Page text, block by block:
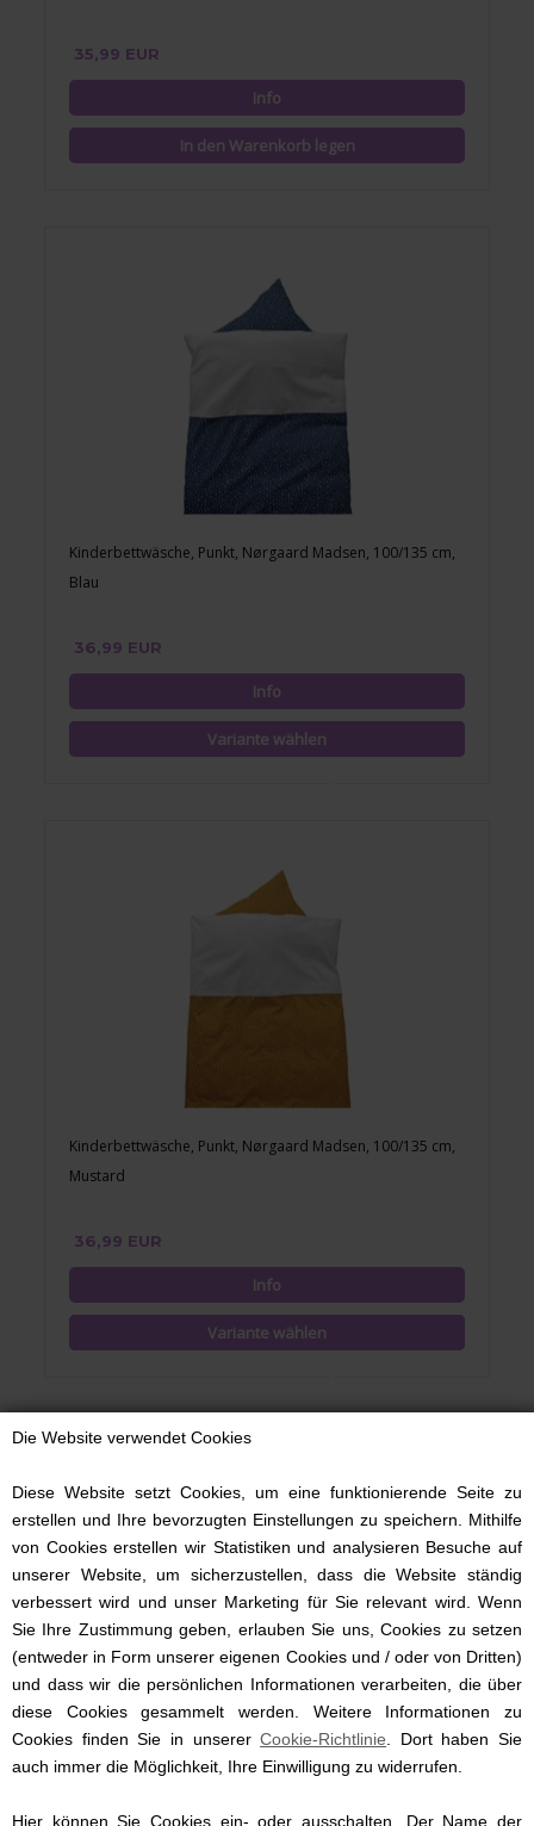
Die Website verwendet Cookies
Diese Website setzt Cookies, um eine funktionierende Seite zu
erstellen und Ihre bevorzugten Einstellungen zu speichern. Mithilfe
von Cookies erstellen wir Statistiken und analysieren Besuche auf
unserer Website, um sicherzustellen, dass die Website ständig
verbessert wird und unser Marketing für Sie relevant wird. Wenn
Sie Ihre Zustimmung geben, erlauben Sie uns, Cookies zu setzen
(entweder in Form unserer eigenen Cookies und / oder von Dritten)
und dass wir die persönlichen Informationen verarbeiten, die über
diese Cookies gesammelt werden. Weitere Informationen zu
Cookies finden Sie in unsererCookie-Richtlinie . Dort haben Sie
auch immer die Möglichkeit, Ihre Einwilligung zu widerrufen.
Hier können Sie Cookies ein- oder ausschalten. Der Name der
35,99 EUR
Kinderbettwäsche, Punkt, Nørgaard Madsen, 100/135 cm,
Blau
36,99 EUR
Kinderbettwäsche, Punkt, Nørgaard Madsen, 100/135 cm,
Mustard
36,99 EUR
Kinderbettwäsche, Punkt, Nørgaard Madsen, 100/135 cm,
Rosa